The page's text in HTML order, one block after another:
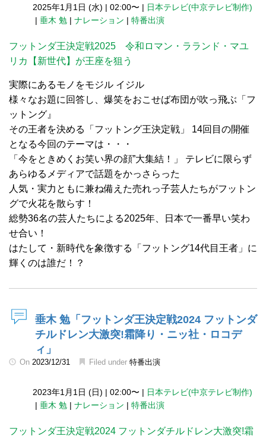
2025年1月1日 (水) | 02:00〜 | 日本テレビ(中京テレビ制作)
| 垂木 勉 | ナレーション | 特番出演
フットンダ王決定戦2025 令和ロマン・ラランド・マユ
リカ【新世代】が王座を狙う
実際にあるモノをモジル イジル
様々なお題に回答し、爆笑をおこせば布団が吹っ飛ぶ「フ
ットング』
その王者を決める「フットング王決定戦」 14回目の開催
となる今回のテーマは・・・
「今をときめくお笑い界の顔”大集結！」 テレビに限らず
あらゆるメディアで話題をかっさらった
人気・実力ともに兼ね備えた売れっ子芸人たちがフットン
グで火花を散らす！
総勢36名の芸人たちによる2025年、日本で一番早い笑わ
せ合い！
はたして・新時代を象徴する「フットング14代目王者」に
輝くのは誰だ！？
垂木 勉「フットンダ王決定戦2024 フットンダ
チルドレン大激突!霜降り・ニッ社・ロコデ
ィ」
On 2023/12/31 Filed under 特番出演
2023年1月1日 (日) | 02:00〜 | 日本テレビ(中京テレビ制作)
| 垂木 勉 | ナレーション | 特番出演
フットンダ王決定戦2024 フットンダチルドレン大激突!霜